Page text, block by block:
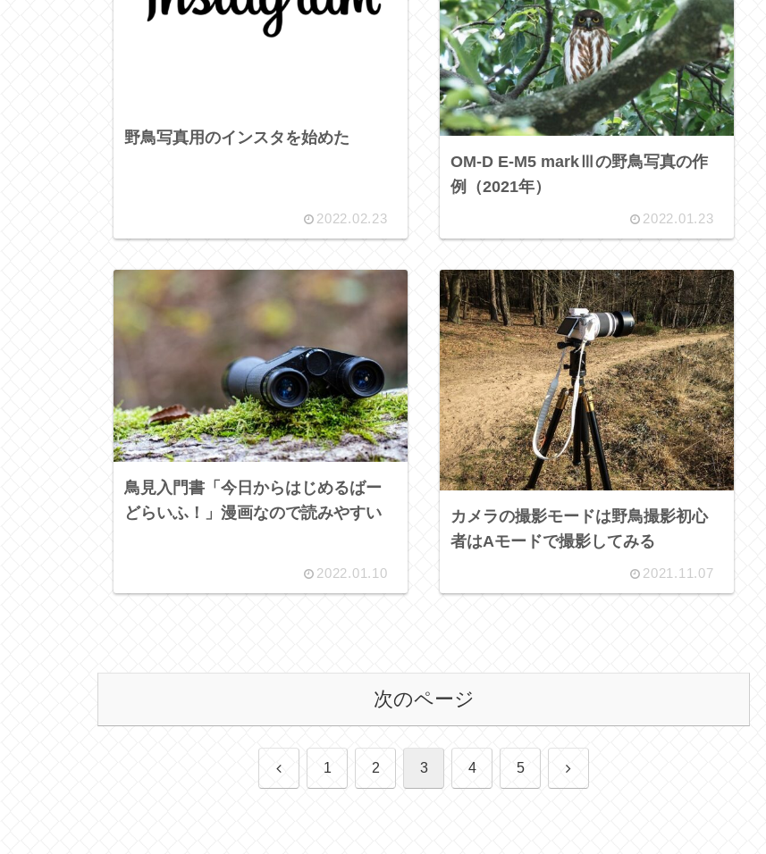
野鳥写真用のインスタを始めた
2022.02.23
OM-D E-M5 markⅢの野鳥写真の作
例（2021年）
2022.01.23
鳥見入門書「今日からはじめるばー
どらいふ！」漫画なので読みやすい
2022.01.10
カメラの撮影モードは野鳥撮影初心
者はAモードで撮影してみる
2021.11.07
次のページ
前 1 2 3 4 5 次